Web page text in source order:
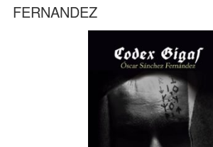
FERNANDEZ